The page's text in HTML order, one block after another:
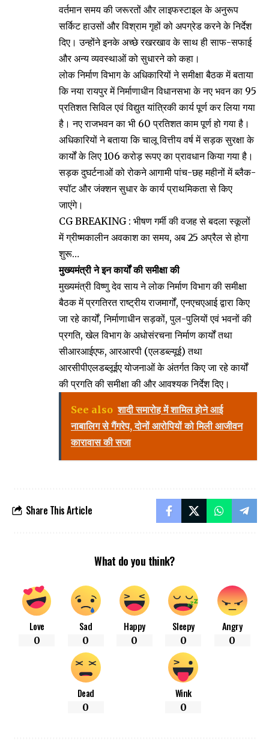
वर्तमान समय की जरूरतों और लाइफस्टाइल के अनुरूप
सर्किट हाउसों और विश्राम गृहों को अपग्रेड करने के निर्देश
दिए। उन्होंने इनके अच्छे रखरखाव के साथ ही साफ-सफाई
और अन्य व्यवस्थाओं को सुधारने को कहा।
लोक निर्माण विभाग के अधिकारियों ने समीक्षा बैठक में बताया
कि नया रायपुर में निर्माणाधीन विधानसभा के नए भवन का 95
प्रतिशत सिविल एवं विद्युत यांत्रिकी कार्य पूर्ण कर लिया गया
है। नए राजभवन का भी 60 प्रतिशत काम पूर्ण हो गया है।
अधिकारियों ने बताया कि चालू वित्तीय वर्ष में सड़क सुरक्षा के
कार्यों के लिए 106 करोड़ रूपए का प्रावधान किया गया है।
सड़क दुघर्टनाओं को रोकने आगामी पांच-छह महीनों में ब्लैक-
स्पॉट और जंक्शन सुधार के कार्य प्राथमिकता से किए
जाएंगे।
CG BREAKING : भीषण गर्मी की वजह से बदला स्कूलों
में ग्रीष्मकालीन अवकाश का समय, अब 25 अप्रैल से होगा
शुरू…
मुख्यमंत्री ने इन कार्यों की समीक्षा की
मुख्यमंत्री विष्णु देव साय ने लोक निर्माण विभाग की समीक्षा
बैठक में प्रगतिरत राष्ट्रीय राजमार्गों, एनएचएआई द्वारा किए
जा रहे कार्यों, निर्माणाधीन सड़कों, पुल-पुलियों एवं भवनों की
प्रगति, खेल विभाग के अधोसंरचना निर्माण कार्यों तथा
सीआरआईएफ, आरआरपी (एलडब्ल्यूई) तथा
आरसीपीएलडब्लूईए योजनाओं के अंतर्गत किए जा रहे कार्यों
की प्रगति की समीक्षा की और आवश्यक निर्देश दिए।
See also शादी समारोह में शामिल होने आई
नाबालिग से गैंगरेप, दोनों आरोपियों को मिली आजीवन
कारावास की सजा
Share This Article
What do you think?
Love
0
Sad
0
Happy
0
Sleepy
0
Angry
0
Dead
0
Wink
0